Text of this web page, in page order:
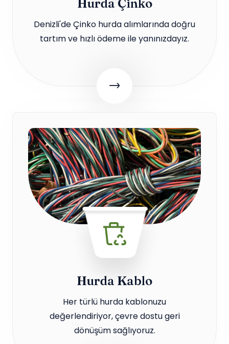
Hurda Çinko
Denizli'de Çinko hurda alımlarında doğru
tartım ve hızlı ödeme ile yanınızdayız.
Hurda Kablo
Her türlü hurda kablonuzu
değerlendiriyor, çevre dostu geri
dönüşüm sağlıyoruz.